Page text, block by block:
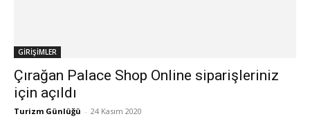
GİRİŞİMLER
Çırağan Palace Shop Online siparişleriniz
için açıldı
Turizm Günlüğü - 24 Kasım 2020